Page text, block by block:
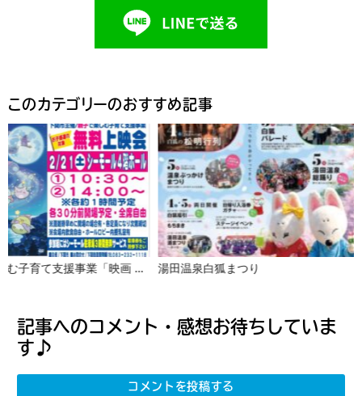
このカテゴリーのおすすめ記事
親子で楽しむ子育て支援事業「映画 すみっコぐらし 青い月夜のまほうのコ」 湯田温泉白狐まつり
記事へのコメント・感想お待ちしていま
す♪
コメントを投稿する